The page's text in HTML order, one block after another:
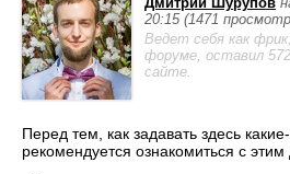
20:15 (1471
Ведет себя как
форуме, оставил
сайте.
Перед тем, как задавать здесь
рекомендуется ознакомиться с